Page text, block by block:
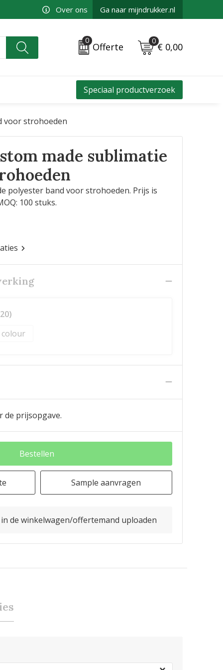
Over ons Ga naar mijndrukker.nl
0
Offerte
0
€ 0,00
Speciaal productverzoek
voor strohoeden
made sublimatie
polyester band voor strohoeden. Prijs is
100 stuks.
colour
de prijsopgave.
Bestellen
Sample aanvragen
de winkelwagen/offertemand uploaden